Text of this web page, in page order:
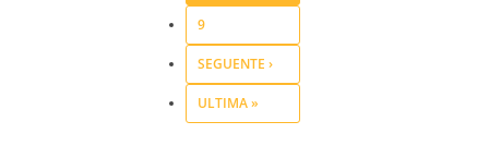
9
SEGUENTE ›
ULTIMA »